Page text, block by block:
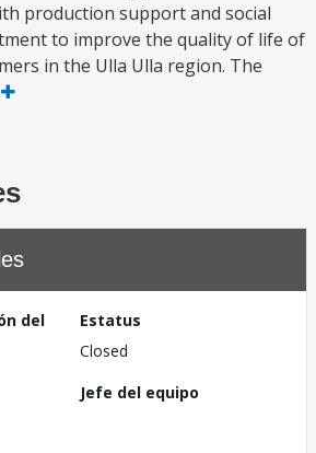
production support and social
to improve the quality of life of
in the Ulla Ulla region. The
del
Estatus
Closed
Jefe del equipo